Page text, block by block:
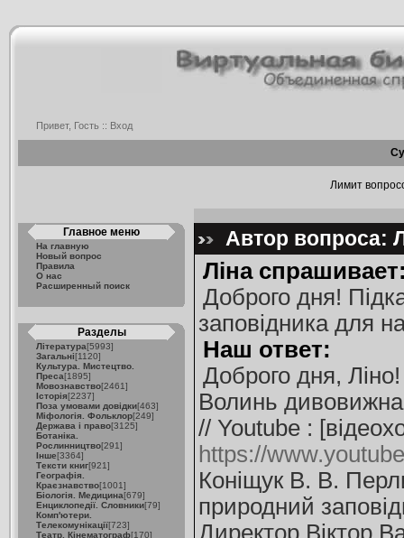
Привет, Гость :: Вход
Лимит
Главное меню
На главную
Новый вопрос
Правила
О нас
Расширенный поиск
Разделы
Література[5993]
Загальні[1120]
Культура. Мистецтво.
Преса[1895]
Мовознавство[2461]
Історія[2237]
Поза умовами довідки[463]
Міфологія. Фольклор[249]
Держава і право[3125]
Ботаніка.
Рослинництво[291]
Інше[3364]
Тексти книг[921]
Географія.
Краєзнавство[1001]
Біологія. Медицина[679]
Енциклопедії. Словники[79]
Комп'ютери.
Телекомунікації[723]
Театр. Кінематограф[170]
Автор вопроса:
Ліна
Доброго дня!
заповідника для
Наш ответ:
Доброго дня,
Волинь
// Youtube :
https://
Коніщук В. В.
природний
Директор Віктор